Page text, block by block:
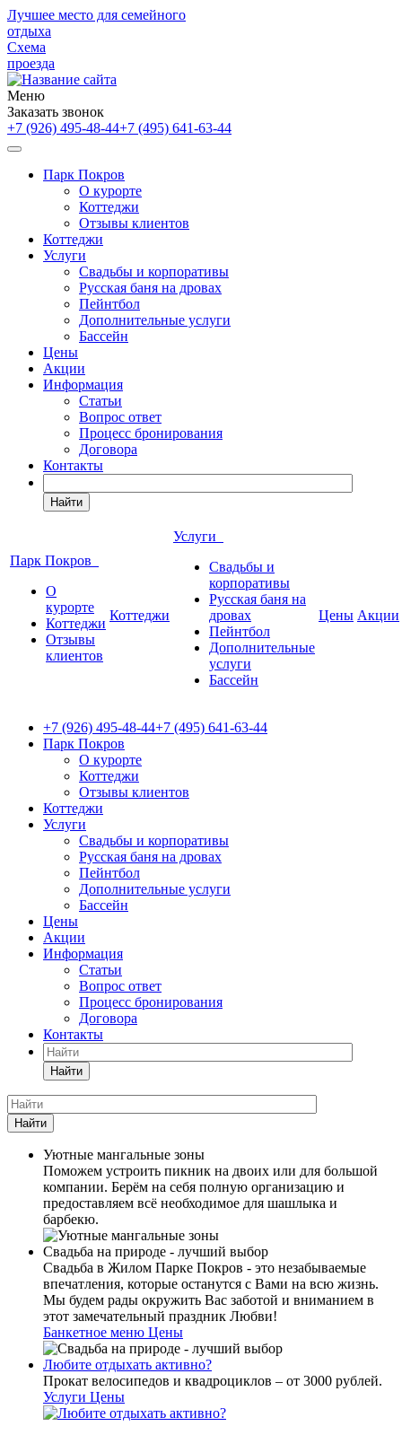
Лучшее место для семейного
отдыха
Схема
проезда
Меню
Заказать звонок
+7 (926) 495-48-44+7 (495) 641-63-44
Парк Покров
О курорте
Коттеджи
Отзывы клиентов
Коттеджи
Услуги
Свадьбы и корпоративы
Русская баня на дровах
Пейнтбол
Дополнительные услуги
Бассейн
Цены
Акции
Информация
Статьи
Вопрос ответ
Процесс бронирования
Договора
Контакты
Найти
Парк Покров
О
курорте
Коттеджи
Отзывы
клиентов
Коттеджи
Услуги
Свадьбы и
корпоративы
Русская баня на
дровах
Пейнтбол
Дополнительные
услуги
Бассейн
Цены Акции
+7 (926) 495-48-44+7 (495) 641-63-44
Парк Покров
О курорте
Коттеджи
Отзывы клиентов
Коттеджи
Услуги
Свадьбы и корпоративы
Русская баня на дровах
Пейнтбол
Дополнительные услуги
Бассейн
Цены
Акции
Информация
Статьи
Вопрос ответ
Процесс бронирования
Договора
Контакты
Найти
Найти
Уютные мангальные зоны
Поможем устроить пикник на двоих или для большой
компании. Берём на себя полную организацию и
предоставляем всё необходимое для шашлыка и
барбекю.
Свадьба на природе - лучший выбор
Свадьба в Жилом Парке Покров - это незабываемые
впечатления, которые останутся с Вами на всю жизнь.
Мы будем рады окружить Вас заботой и вниманием в
этот замечательный праздник Любви!
Банкетное меню Цены
Любите отдыхать активно?
Прокат велосипедов и квадроциклов – от 3000 рублей.
Услуги Цены